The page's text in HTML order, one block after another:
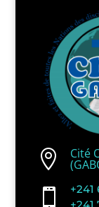
 Cité

+241